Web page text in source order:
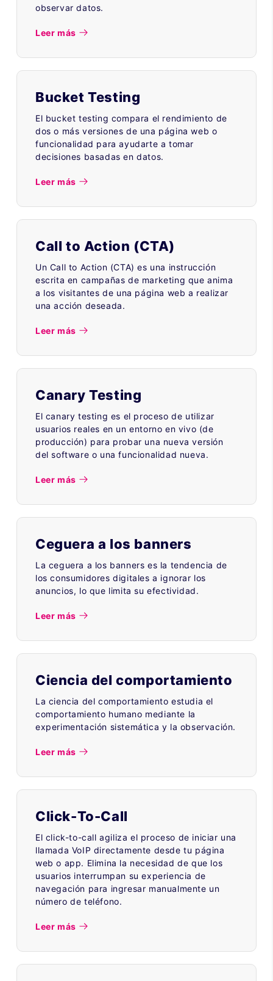
observar datos.
Leer más
Bucket Testing
El bucket testing compara el rendimiento de
dos o más versiones de una página web o
funcionalidad para ayudarte a tomar
decisiones basadas en datos.
Leer más
Call to Action (CTA)
Un Call to Action (CTA) es una instrucción
escrita en campañas de marketing que anima
a los visitantes de una página web a realizar
una acción deseada.
Leer más
Canary Testing
El canary testing es el proceso de utilizar
usuarios reales en un entorno en vivo (de
producción) para probar una nueva versión
del software o una funcionalidad nueva.
Leer más
Ceguera a los banners
La ceguera a los banners es la tendencia de
los consumidores digitales a ignorar los
anuncios, lo que limita su efectividad.
Leer más
Ciencia del comportamiento
La ciencia del comportamiento estudia el
comportamiento humano mediante la
experimentación sistemática y la observación.
Leer más
Click-To-Call
El click-to-call agiliza el proceso de iniciar una
llamada VoIP directamente desde tu página
web o app. Elimina la necesidad de que los
usuarios interrumpan su experiencia de
navegación para ingresar manualmente un
número de teléfono.
Leer más